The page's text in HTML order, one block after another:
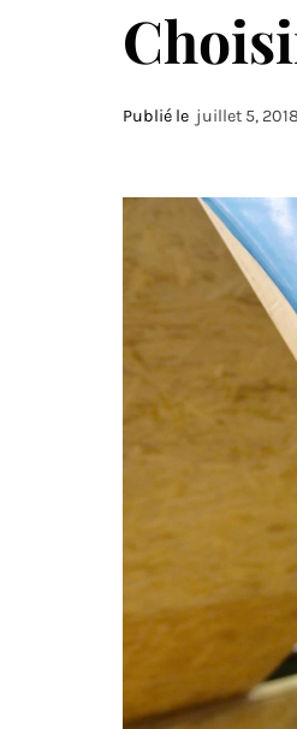
Publié le juillet 5, 2018